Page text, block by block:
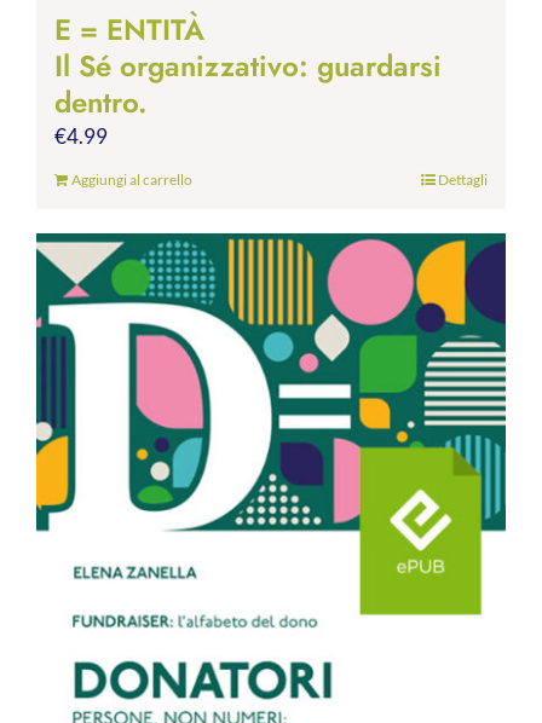
E = ENTITÀ
Il Sé organizzativo: guardarsi
dentro.
€4.99
Aggiungi al carrello Dettagli